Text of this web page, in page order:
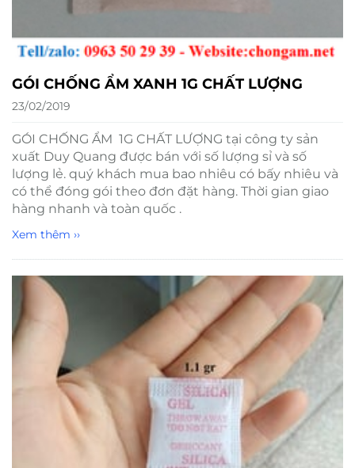
GÓI CHỐNG ẨM XANH 1G CHẤT LƯỢNG
23/02/2019
GÓI CHỐNG ẨM 1G CHẤT LƯỢNG tại công ty sản
xuất Duy Quang được bán với số lượng sỉ và số
lượng lẻ. quý khách mua bao nhiêu có bấy nhiêu và
có thể đóng gói theo đơn đặt hàng. Thời gian giao
hàng nhanh và toàn quốc .
Xem thêm ››